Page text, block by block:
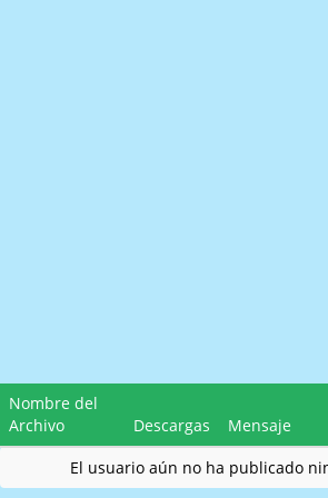
Nombre del
Archivo
Descargas Mensaje
El usuario aún no ha publicado